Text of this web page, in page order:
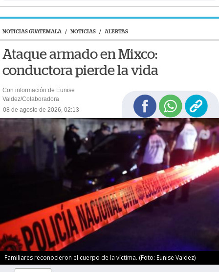
NOTICIAS GUATEMALA / NOTICIAS / ALERTAS
Ataque armado en Mixco:
conductora pierde la vida
Con información de Eunise
Valdez/Colaboradora
08 de agosto de 2026, 02:13
Familiares reconocieron el cuerpo de la víctima. (Foto: Eunise Valdez)